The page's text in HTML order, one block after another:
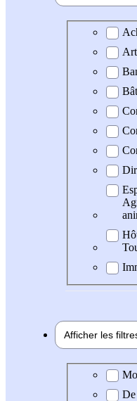
Domaine
Afficher les
Expérience
De